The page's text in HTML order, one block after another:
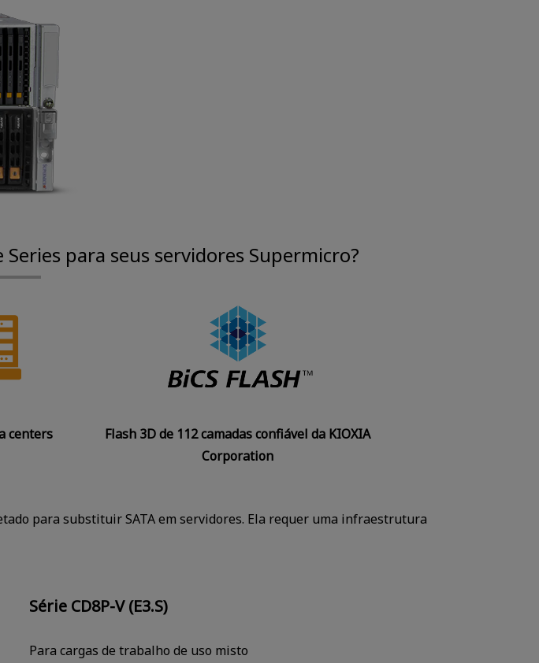
Series para seus servidores Supermicro?
centers
Flash 3D de 112 camadas confiável da KIOXIA
Corporation
para substituir SATA em servidores. Ela requer uma infraestrutura
Série CD8P-V (E3.S)
Para cargas de trabalho de uso misto